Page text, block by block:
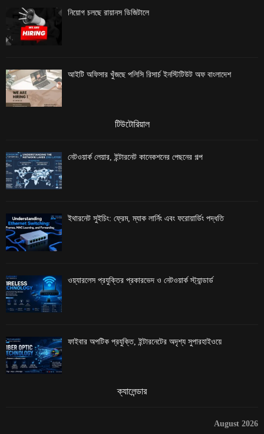
নিয়োগ চলছে রায়ানস ডিজিটালে
আইটি অফিসার খুঁজছে পলিসি রিসার্চ ইনস্টিটিউট অফ বাংলাদেশ
টিউটোরিয়াল
নেটওয়ার্ক লেয়ার, ইন্টারনেট কানেকশনের পেছনের গল্প
ইথারনেট সুইচিং: ফ্রেম, ম্যাক লার্নিং এবং ফরোয়ার্ডিং পদ্ধতি
ওয়্যারলেস প্রযুক্তির প্রকারভেদ ও নেটওয়ার্ক স্ট্যান্ডার্ড
ফাইবার অপটিক প্রযুক্তি, ইন্টারনেটের অদৃশ্য সুপারহাইওয়ে
ক্যালেন্ডার
August 2026